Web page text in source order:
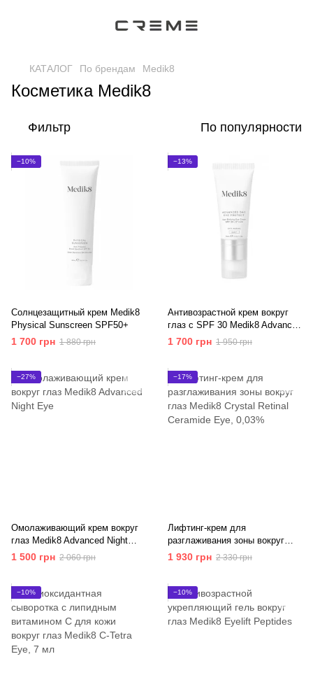
КАТАЛОГ По брендам Medik8
Косметика Medik8
Фильтр По популярности
−10%
Солнцезащитный крем Medik8
Physical Sunscreen SPF50+
1 700 грн 1 880 грн
−13%
Антивозрастной крем вокруг
глаз с SPF 30 Medik8 Advanced
Day Eye Protect SPF 30
1 700 грн 1 950 грн
−27%
Омолаживающий крем вокруг
глаз Medik8 Advanced Night
Eye
1 500 грн 2 060 грн
−17%
Лифтинг-крем для
разглаживания зоны вокруг
глаз Medik8 Crystal Retinal
Ceramide Eye
1 930 грн 2 330 грн
−10% −10%